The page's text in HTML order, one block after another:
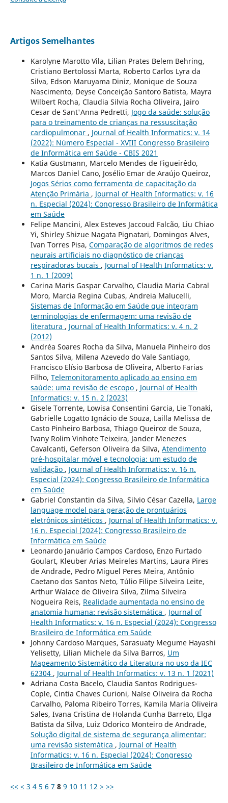
Artigos Semelhantes
Karolyne Marotto Vila, Lilian Prates Belem Behring,
Cristiano Bertolossi Marta, Roberto Carlos Lyra da
Silva, Edson Maruyama Diniz, Monique de Souza
Nascimento, Deyse Conceição Santoro Batista, Mayra
Wilbert Rocha, Claudia Silvia Rocha Oliveira, Jairo
Cesar de Sant'Anna Pedretti, Jogo da saúde: solução
para o treinamento de crianças na ressuscitação
cardiopulmonar , Journal of Health Informatics: v. 14
(2022): Número Especial - XVIII Congresso Brasileiro
de Informática em Saúde - CBIS 2021
Katia Gustmann, Marcelo Mendes de Figueirêdo,
Marcos Daniel Cano, Josélio Emar de Araújo Queiroz,
Jogos Sérios como ferramenta de capacitação da
Atenção Primária , Journal of Health Informatics: v. 16
n. Especial (2024): Congresso Brasileiro de Informática
em Saúde
Felipe Mancini, Alex Esteves Jaccoud Falcão, Liu Chiao
Yi, Shirley Shizue Nagata Pignatari, Domingos Alves,
Ivan Torres Pisa, Comparação de algoritmos de redes
neurais artificiais no diagnóstico de crianças
respiradoras bucais , Journal of Health Informatics: v.
1 n. 1 (2009)
Carina Maris Gaspar Carvalho, Claudia Maria Cabral
Moro, Marcia Regina Cubas, Andreia Malucelli,
Sistemas de Informação em Saúde que integram
terminologias de enfermagem: uma revisão de
literatura , Journal of Health Informatics: v. 4 n. 2
(2012)
Andréa Soares Rocha da Silva, Manuela Pinheiro dos
Santos Silva, Milena Azevedo do Vale Santiago,
Francisco Elísio Barbosa de Oliveira, Alberto Farias
Filho, Telemonitoramento aplicado ao ensino em
saúde: uma revisão de escopo , Journal of Health
Informatics: v. 15 n. 2 (2023)
Gisele Torrente, Lowisa Consentini Garcia, Lie Tonaki,
Gabrielle Logatto Ignácio de Souza, Lailla Melissa de
Casto Pinheiro Barbosa, Thiago Queiroz de Souza,
Ivany Rolim Vinhote Teixeira, Jander Menezes
Cavalcanti, Geferson Oliveira da Silva, Atendimento
pré-hospitalar móvel e tecnologia: um estudo de
validação , Journal of Health Informatics: v. 16 n.
Especial (2024): Congresso Brasileiro de Informática
em Saúde
Gabriel Constantin da Silva, Silvio César Cazella, Large
language model para geração de prontuários
eletrônicos sintéticos , Journal of Health Informatics: v.
16 n. Especial (2024): Congresso Brasileiro de
Informática em Saúde
Leonardo Januário Campos Cardoso, Enzo Furtado
Goulart, Kleuber Arias Meireles Martins, Laura Pires
de Andrade, Pedro Miguel Peres Meira, Antônio
Caetano dos Santos Neto, Túlio Filipe Silveira Leite,
Arthur Walace de Oliveira Silva, Zilma Silveira
Nogueira Reis, Realidade aumentada no ensino de
anatomia humana: revisão sistemática , Journal of
Health Informatics: v. 16 n. Especial (2024): Congresso
Brasileiro de Informática em Saúde
Johnny Cardoso Marques, Sarasuaty Megume Hayashi
Yelisetty, Lilian Michele da Silva Barros, Um
Mapeamento Sistemático da Literatura no uso da IEC
62304 , Journal of Health Informatics: v. 13 n. 1 (2021)
Adriana Costa Bacelo, Claudia Santos Rodrigues-
Cople, Cintia Chaves Curioni, Naíse Oliveira da Rocha
Carvalho, Paloma Ribeiro Torres, Kamila Maria Oliveira
Sales, Ivana Cristina de Holanda Cunha Barreto, Elga
Batista da Silva, Luiz Odorico Monteiro de Andrade,
Solução digital de sistema de segurança alimentar:
uma revisão sistemática , Journal of Health
Informatics: v. 16 n. Especial (2024): Congresso
Brasileiro de Informática em Saúde
<< < 3 4 5 6 7 8 9 10 11 12 > >>